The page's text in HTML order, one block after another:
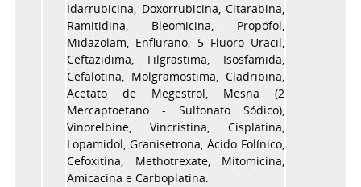
Idarrubicina, Doxorrubicina, Citarabina,
Ramitidina, Bleomicina, Propofol,
Midazolam, Enflurano, 5 Fluoro Uracil,
Ceftazidima, Filgrastima, Isosfamida,
Cefalotina, Molgramostima, Cladribina,
Acetato de Megestrol, Mesna (2
Mercaptoetano - Sulfonato Sódico),
Vinorelbine, Vincristina, Cisplatina,
Lopamidol, Granisetrona, Ácido Folínico,
Cefoxitina, Methotrexate, Mitomicina,
Amicacina e Carboplatina.